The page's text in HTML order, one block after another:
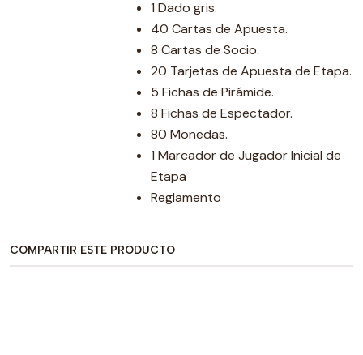
1 Dado gris.
40 Cartas de Apuesta.
8 Cartas de Socio.
20 Tarjetas de Apuesta de Etapa.
5 Fichas de Pirámide.
8 Fichas de Espectador.
80 Monedas.
1 Marcador de Jugador Inicial de
Etapa
Reglamento
COMPARTIR ESTE PRODUCTO